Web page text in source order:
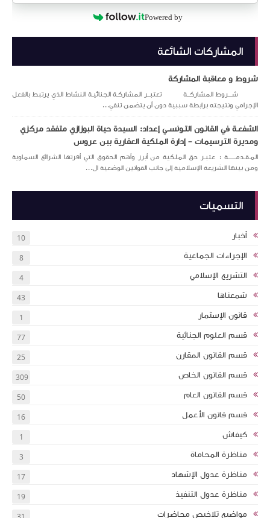
Powered by
المشاركات الشائعة
شروط و معاقبة المشاركة
شـــروط المشاركــة تعتبــر المشاركـة الجنائيـة النشاط الذي يرتبط بالفعل
الإجرامي ونتيجته برابطة سببية دون أن يتضمن تنفي...
الشفعـة في القانـون التـونســي إعداد: السيدة حياة البوزازي متفقد مركزي
ومديرة الترسيمات – إدارة الملكية العقارية ببن عروس
المـقـدمــــــة : عتبـر حق الملكية من أبرز وأهم الحقوق التي أقرتها الشرائع السماوية
ومن بينها الشريعة الإسلامية إلى جانب القوانين الوضعية ال...
التسميات
أخبار 10
الإجراءات الجماعية 8
التشريع الإسلامي 4
شمعناها 43
قانون الإسثمار 1
قسم العلوم الجنائية 77
قسم القانون المقارن 25
قسم القانون الخاص 309
قسم القانون العام 50
قسم قانون الأعمل 16
كيفاش 1
مناظرة المحاماة 3
مناظرة عدول الإشهاد 17
مناظرة عدول التنفيذ 19
مواضيع تلاخيص محاضرات